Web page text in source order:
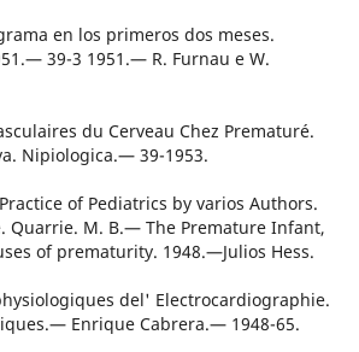
en los primeros dos meses.
39-3 1951.— R. Furnau e W.
du Cerveau Chez Prematuré.
Nipiologica.— 39-1953.
of Pediatrics by varios Authors.
Quarrie. M. B.— The Premature Infant,
of prematurity. 1948.—Julios Hess.
del' Electrocardiographie.
Enrique Cabrera.— 1948-65.